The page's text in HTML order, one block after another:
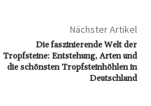
Nächster Artikel
Die faszinierende Welt der
Tropfsteine: Entstehung, Arten und
die schönsten Tropfsteinhöhlen in
Deutschland